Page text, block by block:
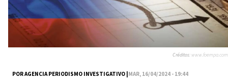
POR AGENCIA PERIODISMO INVESTIGATIVO |MAR, 16/04/2024 - 19:44
Créditos:www.foempa.com